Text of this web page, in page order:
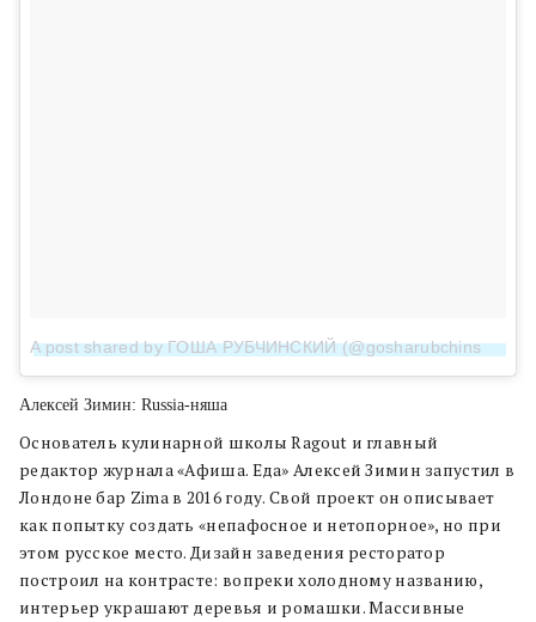
A post shared by ГОША РУБЧИНСКИЙ (@gosharubchinskiy)
Алексей Зимин: Russia-няша
Основатель кулинарной школы Ragout и главный
редактор журнала «Афиша. Еда» Алексей Зимин запустил в
Лондоне бар Zima в 2016 году. Свой проект он описывает
как попытку создать «непафосное и нетопорное», но при
этом русское место. Дизайн заведения ресторатор
построил на контрасте: вопреки холодному названию,
интерьер украшают деревья и ромашки. Массивные